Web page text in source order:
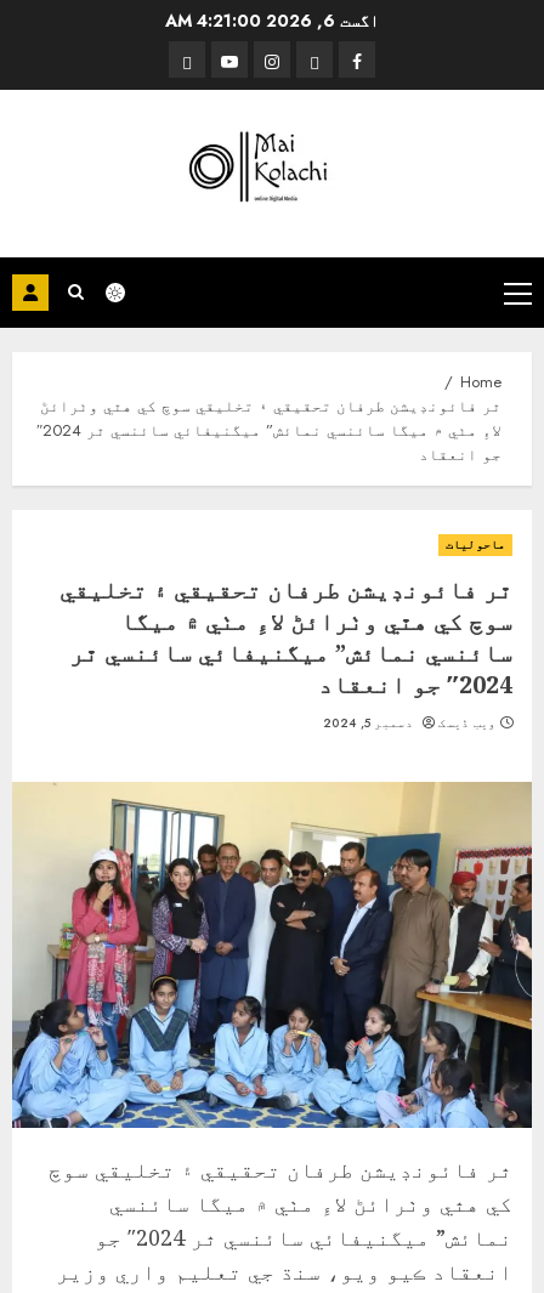
اگست 6, 2026 4:21:01 AM
Facebook
Instagram
YouTube
Threads
Primary
Menu
Home
ٿر فائونڊيشن طرفان تحقیقي ۽ تخليقي سوچ کي هٿي وٺرائڻ
لاءِ مٺي ۾ ميگا سائنسي نمائش” ميگنيفائي سائنسي ٿر 2024″
جو انعقاد
ماحولیات
ٿر فائونڊيشن طرفان تحقیقي ۽ تخليقي
سوچ کي هٿي وٺرائڻ لاءِ مٺي ۾ ميگا
سائنسي نمائش” ميگنيفائي سائنسي ٿر
2024″ جو انعقاد
ویب ڈیسک دسمبر 5, 2024
ٿر فائونڊيشن طرفان تحقیقي ۽ تخليقي سوچ
کي هٿي وٺرائڻ لاءِ مٺي ۾ ميگا سائنسي
نمائش” ميگنيفائي سائنسي ٿر 2024″ جو
انعقاد ڪيو ويو، سنڌ جي تعليم واري وزير